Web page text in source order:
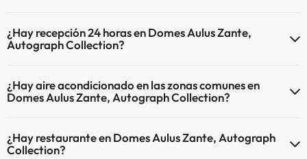
servicio puede ser de pago) Aquí tienes más info sobre la piscina y
otras instalaciones.
¿Hay recepción 24 horas en Domes Aulus Zante,
Autograph Collection?
horas.
¿Hay aire acondicionado en las zonas comunes en
Domes Aulus Zante, Autograph Collection?
acondicionado en las zonas comunes.
¿Hay restaurante en Domes Aulus Zante, Autograph
Collection?